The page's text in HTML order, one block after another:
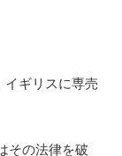
イギリスに専売
その法律を破